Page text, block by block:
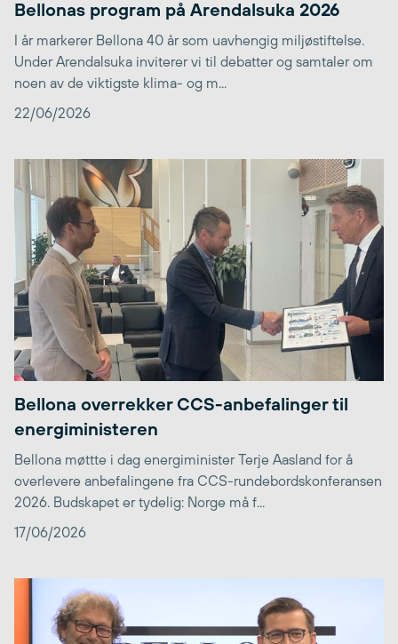
Bellonas program på Arendalsuka 2026
I år markerer Bellona 40 år som uavhengig miljøstiftelse.
Under Arendalsuka inviterer vi til debatter og samtaler om
noen av de viktigste klima- og m...
22/06/2026
Bellona overrekker CCS-anbefalinger til
energiministeren
Bellona møttte i dag energiminister Terje Aasland for å
overlevere anbefalingene fra CCS-rundebordskonferansen
2026. Budskapet er tydelig: Norge må f...
17/06/2026